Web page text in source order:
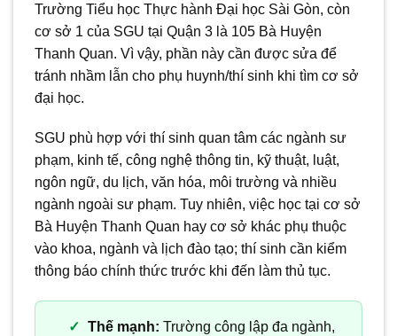
Trường Tiểu học Thực hành Đại học Sài Gòn, còn
cơ sở 1 của SGU tại Quận 3 là 105 Bà Huyện
Thanh Quan. Vì vậy, phần này cần được sửa để
tránh nhầm lẫn cho phụ huynh/thí sinh khi tìm cơ sở
đại học.
SGU phù hợp với thí sinh quan tâm các ngành sư
phạm, kinh tế, công nghệ thông tin, kỹ thuật, luật,
ngôn ngữ, du lịch, văn hóa, môi trường và nhiều
ngành ngoài sư phạm. Tuy nhiên, việc học tại cơ sở
Bà Huyện Thanh Quan hay cơ sở khác phụ thuộc
vào khoa, ngành và lịch đào tạo; thí sinh cần kiểm
thông báo chính thức trước khi đến làm thủ tục.
Thế mạnh: Trường công lập đa ngành,